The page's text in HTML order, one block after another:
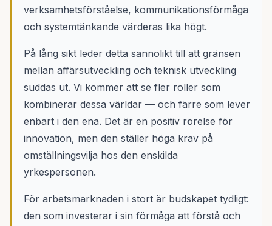
verksamhetsförståelse, kommunikationsförmåga
och systemtänkande värderas lika högt.
På lång sikt leder detta sannolikt till att gränsen
mellan affärsutveckling och teknisk utveckling
suddas ut. Vi kommer att se fler roller som
kombinerar dessa världar — och färre som lever
enbart i den ena. Det är en positiv rörelse för
innovation, men den ställer höga krav på
omställningsvilja hos den enskilda
yrkespersonen.
För arbetsmarknaden i stort är budskapet tydligt:
den som investerar i sin förmåga att förstå och